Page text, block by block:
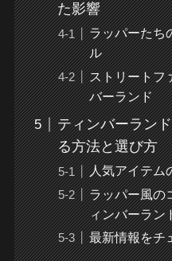
た影響
ラッパーたち
ル
ストリートフ
バーランド
ティンバーラン
る方法と選び方
人気アイテム
ラッパー風の
ィンバーラン
最新情報をチ